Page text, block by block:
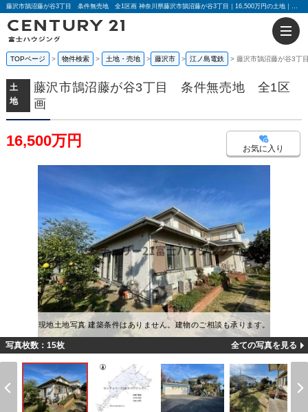
藤沢市鵠沼藤が谷3丁目 条件無売地 全1区画 神奈川県藤沢市鵠沼藤が谷3丁目｜16,500万円の土地｜センチュリー21富士ハウジング
TOPページ 物件検索 土地・売地 藤沢市 江ノ島電鉄 藤沢市鵠沼藤が谷3
土
地
藤沢市鵠沼藤が谷3丁目 条件無売地 全1区
画
16,500万円 お気に入り
現地土地写真 建築条件はありません。建物のご相談も承ります。
写真枚数：15枚 全ての写真を見る